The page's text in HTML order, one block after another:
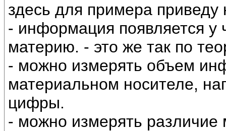
здесь для примера
- информация появляется у
материю. - это же так по
- можно измерять объем
материальном носителе,
цифры.
- можно измерять